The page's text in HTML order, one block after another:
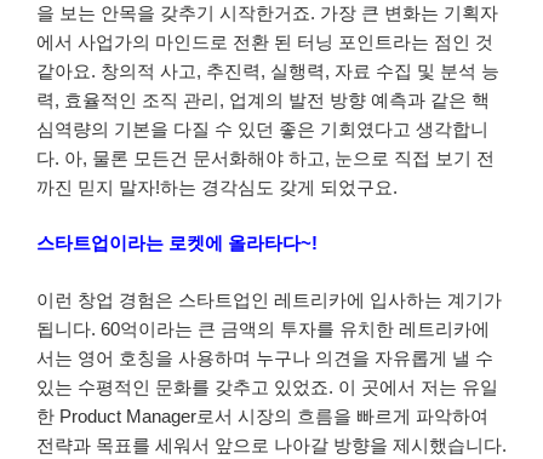
을 보는 안목을 갖추기 시작한거죠. 가장 큰 변화는 기획자
에서 사업가의 마인드로 전환 된 터닝 포인트라는 점인 것
같아요. 창의적 사고, 추진력, 실행력, 자료 수집 및 분석 능
력, 효율적인 조직 관리, 업계의 발전 방향 예측과 같은 핵
심역량의 기본을 다질 수 있던 좋은 기회였다고 생각합니
다. 아, 물론 모든건 문서화해야 하고, 눈으로 직접 보기 전
까진 믿지 말자!하는 경각심도 갖게 되었구요.
스타트업이라는 로켓에 올라타다~!
이런 창업 경험은 스타트업인 레트리카에 입사하는 계기가
됩니다. 60억이라는 큰 금액의 투자를 유치한 레트리카에
서는 영어 호칭을 사용하며 누구나 의견을 자유롭게 낼 수
있는 수평적인 문화를 갖추고 있었죠. 이 곳에서 저는 유일
한 Product Manager로서 시장의 흐름을 빠르게 파악하여
전략과 목표를 세워서 앞으로 나아갈 방향을 제시했습니다.